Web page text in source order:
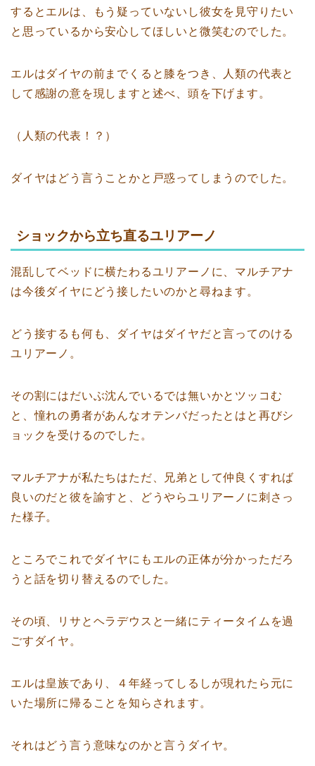
するとエルは、もう疑っていないし彼女を見守りたい
と思っているから安心してほしいと微笑むのでした。
エルはダイヤの前までくると膝をつき、人類の代表と
して感謝の意を現しますと述べ、頭を下げます。
（人類の代表！？）
ダイヤはどう言うことかと戸惑ってしまうのでした。
ショックから立ち直るユリアーノ
混乱してベッドに横たわるユリアーノに、マルチアナ
は今後ダイヤにどう接したいのかと尋ねます。
どう接するも何も、ダイヤはダイヤだと言ってのける
ユリアーノ。
その割にはだいぶ沈んでいるでは無いかとツッコむ
と、憧れの勇者があんなオテンバだったとはと再びシ
ョックを受けるのでした。
マルチアナが私たちはただ、兄弟として仲良くすれば
良いのだと彼を諭すと、どうやらユリアーノに刺さっ
た様子。
ところでこれでダイヤにもエルの正体が分かっただろ
うと話を切り替えるのでした。
その頃、リサとヘラデウスと一緒にティータイムを過
ごすダイヤ。
エルは皇族であり、４年経ってしるしが現れたら元に
いた場所に帰ることを知らされます。
それはどう言う意味なのかと言うダイヤ。